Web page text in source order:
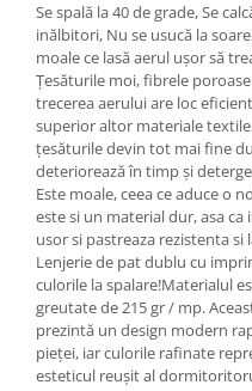
Se spală la 40 de grade, Se
inălbitori, Nu se usucă la
moale ce lasă aerul ușor să
Țesăturile moi, fibrele
trecerea aerului are loc
superior altor materiale
țesăturile devin tot mai fine
deteriorează în timp și
Este moale, ceea ce aduce o
este si un material dur, asa
usor si pastreaza rezistenta
Lenjerie de pat dublu cu
culorile la spalare!Materialul
greutate de 215 gr / mp.
prezintă un design modern
pieței, iar culorile rafinate
esteticul reușit al